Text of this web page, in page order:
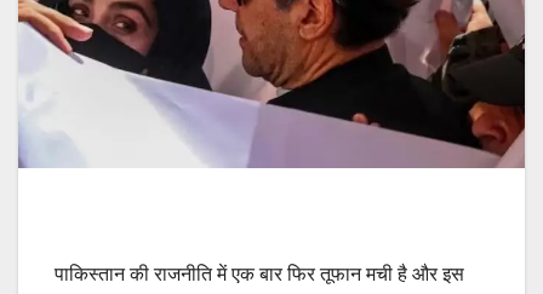
पाकिस्तान की राजनीति में एक बार फिर तूफान मची है और इस